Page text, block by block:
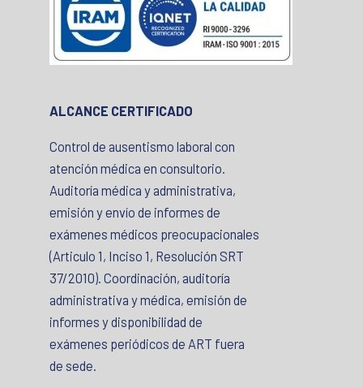
ALCANCE CERTIFICADO
Control de ausentismo laboral con
atención médica en consultorio.
Auditoría médica y administrativa,
emisión y envío de informes de
exámenes médicos preocupacionales
(Articulo 1, Inciso 1, Resolución SRT
37/2010). Coordinación, auditoría
administrativa y médica, emisión de
informes y disponibilidad de
exámenes periódicos de ART fuera
de sede.